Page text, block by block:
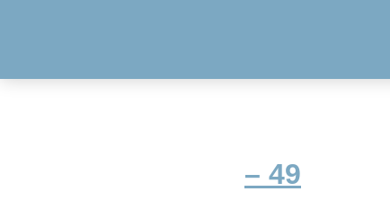
– 49